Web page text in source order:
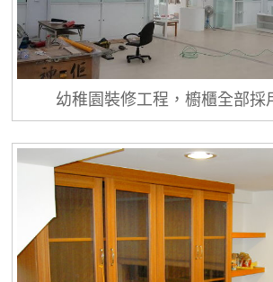
幼稚園裝修工程，櫥櫃全部採